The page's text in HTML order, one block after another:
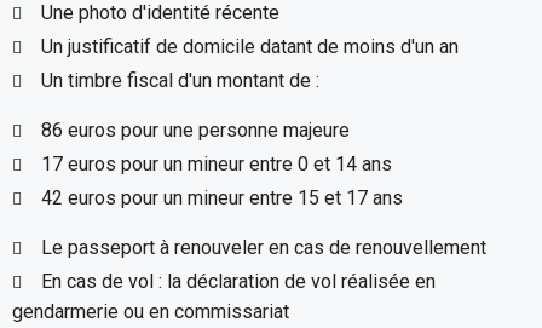
Une photo d'identité récente
Un justificatif de domicile datant de moins d'un an
Un timbre fiscal d'un montant de :
86 euros pour une personne majeure
17 euros pour un mineur entre 0 et 14 ans
42 euros pour un mineur entre 15 et 17 ans
Le passeport à renouveler en cas de renouvellement
En cas de vol : la déclaration de vol réalisée en
gendarmerie ou en commissariat